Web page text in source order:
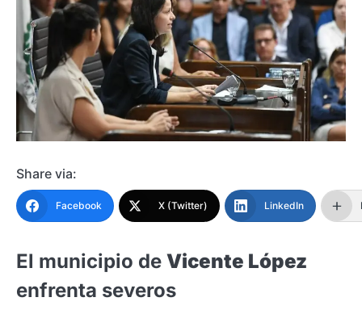
Share via:
Facebook X (Twitter) LinkedIn
El municipio de Vicente López
enfrenta severos